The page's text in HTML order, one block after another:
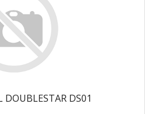
DS01